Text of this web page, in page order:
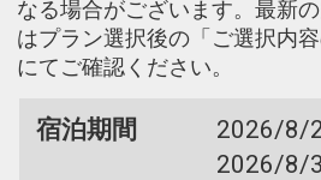
なる場合がございます。最新
はプラン選択後の「ご選択内
にてご確認ください。
宿泊期間
2026/8/
2026/8/